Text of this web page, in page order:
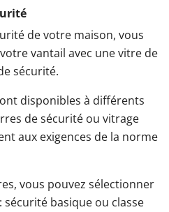
de votre maison, vous
vantail avec une vitre de
sécurité.
disponibles à différents
de sécurité ou vitrage
aux exigences de la norme
vous pouvez sélectionner
basique ou classe